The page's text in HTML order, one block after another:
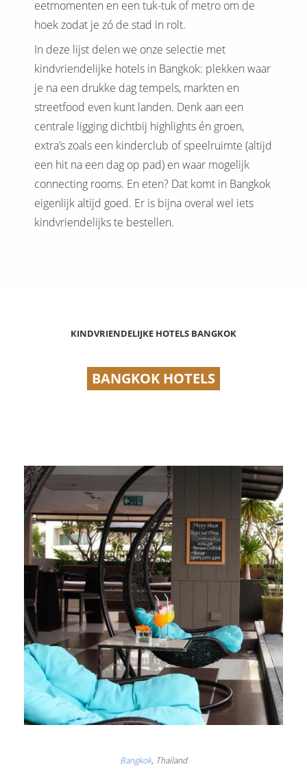
eetmomenten en een tuk-tuk of metro om de
hoek zodat je zó de stad in rolt.
In deze lijst delen we onze selectie met
kindvriendelijke hotels in Bangkok: plekken waar
je na een drukke dag tempels, markten en
streetfood even kunt landen. Denk aan een
centrale ligging dichtbij highlights én groen,
extra’s zoals een kinderclub of speelruimte (altijd
een hit na een dag op pad) en waar mogelijk
connecting rooms. En eten? Dat komt in Bangkok
eigenlijk altijd goed. Er is bijna overal wel iets
kindvriendelijks te bestellen.
KINDVRIENDELIJKE HOTELS BANGKOK
BANGKOK HOTELS
Bangkok, Thailand